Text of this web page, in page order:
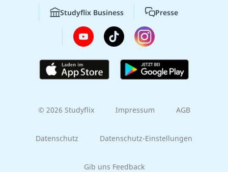
Studyflix Business Presse
© 2026 Studyflix Impressum AGB
Datenschutz Datenschutz-Einstellungen
Gib uns Feedback